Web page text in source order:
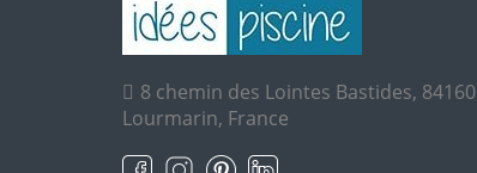
8 chemin des Lointes Bastides, 84160
Lourmarin, France